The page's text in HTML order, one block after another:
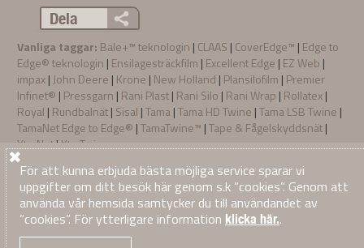
Dela
Vanliga taggar: Bale+™ teknologin | CLAAS | CoverEdge™ | Edge to
Edge® teknologin | Ensilagesträckfilm | Excellent Edge | EZ Web |
impax| John Deere | Krone | New Holland | Plansilofilm | Premier
Infinet® | Pressgarn | Rani Plast| Rani Silo | Rani Wrap | Rollatex|
Royal | Rundbalnät| Sisal |Tama|Tama HD Twine |Tama LSB Twine |
TamaNet Edge to Edge® |TamaTwine™ |Tape & Fågelskyddsnät|
XtraNet |XtraTwine
Sekretesspolicy ·Terms & Conditions of Sale·ALLMÃNNA VILLKOR
© 2026Tama Scandinavia AB. Alla rättigheter reserverade
För att kunna erbjuda bästa möjliga service sparar vi
uppgifter om ditt besök här genom s.k ”cookies”. Genom att
använda vår hemsida samtycker du till användandet av
”cookies”. För ytterligare information klicka här..